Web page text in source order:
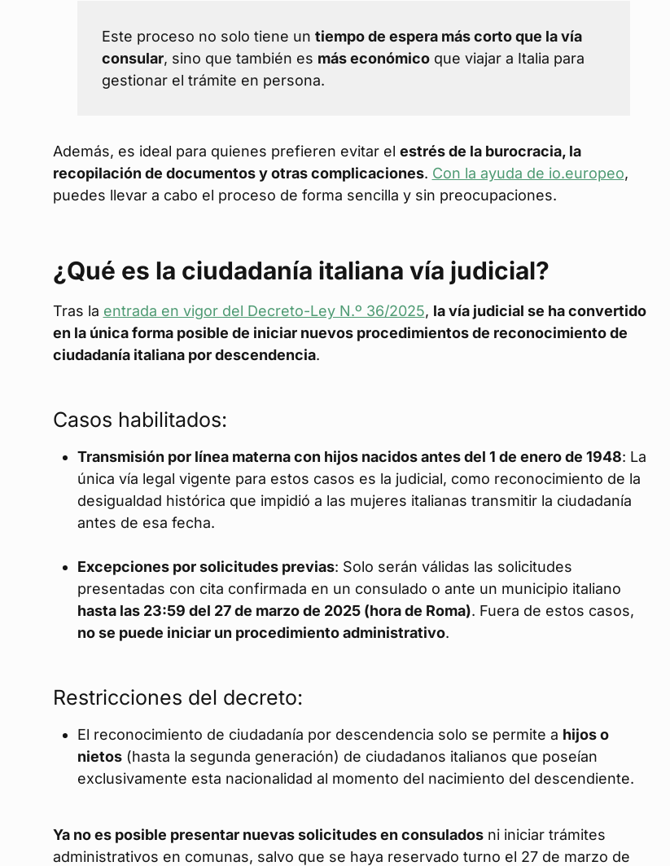
Este proceso no solo tiene un tiempo de espera más corto que la vía
consular, sino que también es más económicoque viajar a Italia para
gestionar el trámite en persona.
Además, es ideal para quienes prefieren evitar el estrés de la burocracia, la
recopilación de documentos y otras complicaciones. Con la ayuda de io.europeo,
puedes llevar a cabo el proceso de forma sencilla y sin preocupaciones.
¿Qué es la ciudadanía italiana vía judicial?
Tras la entrada en vigor del Decreto-Ley N.º 36/2025, la vía judicial se ha convertido
en la única forma posible de iniciar nuevos procedimientos de reconocimiento de
ciudadanía italiana por descendencia.
Casos habilitados:
Transmisión por línea materna con hijos nacidos antes del 1 de enero de 1948: La
única vía legal vigente para estos casos es la judicial, como reconocimiento de la
desigualdad histórica que impidió a las mujeres italianas transmitir la ciudadanía
antes de esa fecha.
Excepciones por solicitudes previas: Solo serán válidas las solicitudes
presentadas con cita confirmada en un consulado o ante un municipio italiano
hasta las 23:59 del 27 de marzo de 2025 (hora de Roma). Fuera de estos casos,
no se puede iniciar un procedimiento administrativo.
Restricciones del decreto:
El reconocimiento de ciudadanía por descendencia solo se permite a hijos o
nietos(hasta la segunda generación) de ciudadanos italianos que poseían
exclusivamente esta nacionalidad al momento del nacimiento del descendiente.
Ya no es posible presentar nuevas solicitudes en consuladosni iniciar trámites
administrativos en comunas, salvo que se haya reservado turno el 27 de marzo de